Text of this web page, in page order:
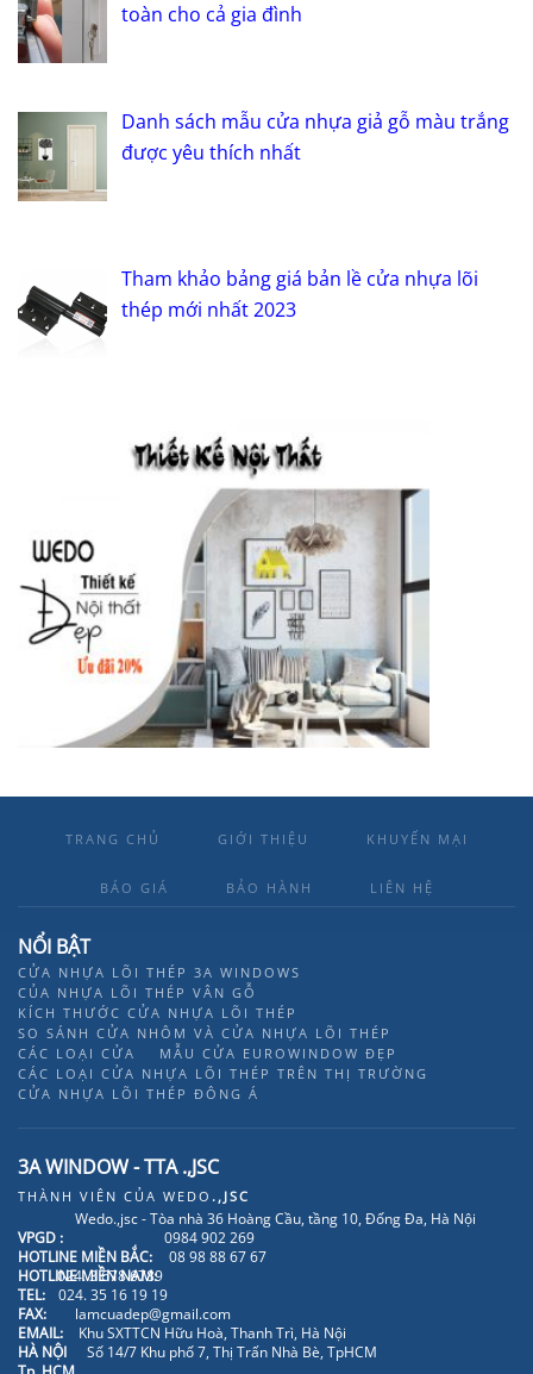
toàn cho cả gia đình
Danh sách mẫu cửa nhựa giả gỗ màu trắng
được yêu thích nhất
Tham khảo bảng giá bản lề cửa nhựa lõi
thép mới nhất 2023
TRANG CHỦ GIỚI THIỆU KHUYẾN MẠI
BÁO GIÁ BẢO HÀNH LIÊN HỆ
NỔI BẬT
CỬA NHỰA LÕI THÉP 3A WINDOWS
CỦA NHỰA LÕI THÉP VÂN GỖ
KÍCH THƯỚC CỬA NHỰA LÕI THÉP
SO SÁNH CỬA NHÔM VÀ CỬA NHỰA LÕI THÉP
CÁC LOẠI CỬA
MẪU CỬA EUROWINDOW ĐẸP
CÁC LOẠI CỬA NHỰA LÕI THÉP TRÊN THỊ TRƯỜNG
CỬA NHỰA LÕI THÉP ĐÔNG Á
3A WINDOW - TTA .,JSC
THÀNH VIÊN CỦA WEDO .,JSC
VPGD :
Wedo.,jsc - Tòa nhà 36 Hoàng Cầu, tầng 10, Đống Đa, Hà Nội
HOTLINE MIỀN BẮC:
0984 902 269
HOTLINE MIỀN NAM:
08 98 88 67 67
TEL:
024. 3 678 6789
FAX:
024. 35 16 19 19
EMAIL:
lamcuadep@gmail.com
HÀ NỘI
Khu SXTTCN Hữu Hoà, Thanh Trì, Hà Nội
Số 14/7 Khu phố 7, Thị Trấn Nhà Bè, TpHCM